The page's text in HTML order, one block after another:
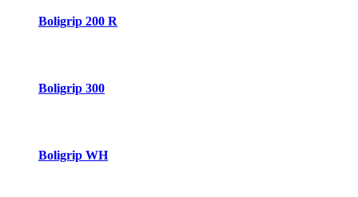
Boligrip 200 R
Boligrip 300
Boligrip WH